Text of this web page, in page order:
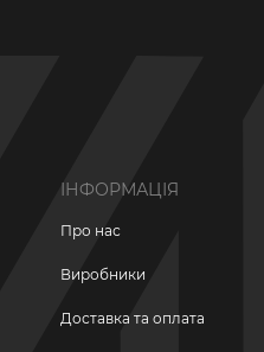
ІНФОРМАЦІЯ
Про нас
Виробники
Доставка та оплата